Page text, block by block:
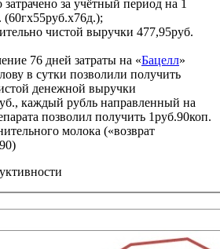
затрачено за учётный период на 1
(60гх55руб.х76д.);
чистой выручки 477,95руб.
76 дней затраты на «Бацелл»
в сутки позволили получить
денежной выручки
каждый рубль направленный на
позволил получить 1руб.90коп.
молока («возврат